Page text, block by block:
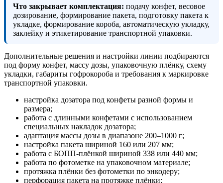
Что закрывает комплектация: подачу конфет, весовое
дозирование, формирование пакета, подготовку пакета к
укладке, формирование короба, автоматическую укладку,
заклейку и этикетирование транспортной упаковки.
Дополнительные решения и настройки линии подбираются
под форму конфет, массу дозы, упаковочную плёнку, схему
укладки, габариты гофрокороба и требования к маркировке
транспортной упаковки.
настройка дозатора под конфеты разной формы и
размера;
работа с длинными конфетами с использованием
специальных накладок дозатора;
адаптация массы дозы в диапазоне 200–1000 г;
настройка пакета шириной 160 или 207 мм;
работа с БОПП-плёнкой шириной 338 или 440 мм;
работа по фотометке на упаковочном материале;
протяжка плёнки без фотометки по энкодеру;
перфорация пакета на протяжке плёнки;